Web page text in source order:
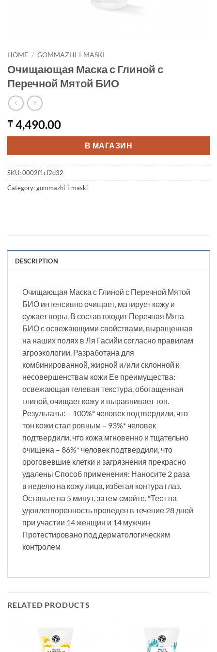
HOME / GOMMAZHI-I-MASKI
Очищающая Маска с Глиной с
Перечной Мятой БИО
₸ 4,490.00
В МАГАЗИН
SKU:0002f1cf2d32
Category:gommazhi-i-maski
DESCRIPTION
Очищающая Маска с Глиной с Перечной Мятой
БИО интенсивно очищает, матирует кожу и
сужает поры. В состав входит Перечная Мята
БИО с освежающими свойствами, выращенная
на наших полях в Ля Гасийи согласно правилам
агроэкологии. Разработана для
комбинированной, жирной и/или склонной к
несовершенствам кожи Ее преимущества:
освежающая гелевая текстура, обогащенная
глиной, очищает кожу и выравнивает тон.
Результаты: – 100%* человек подтвердили, что
тон кожи стал ровным – 93%* человек
подтвердили, что кожа мгновенно и тщательно
очищена – 86%* человек подтвердили, что
ороговевшие клетки и загрязнения прекрасно
удалены Способ применения: Наносите 2 раза
в неделю на кожу лица, избегая контура глаз.
Оставьте на 5 минут, затем смойте. *Тест на
удовлетворенность проведен в течение 28 дней
при участии 14 женщин и 14 мужчин
Протестировано под дерматологическим
контролем
RELATED PRODUCTS